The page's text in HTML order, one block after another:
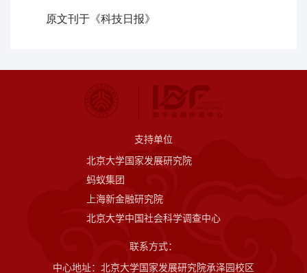
原文刊于《科技日报》
支持单位
北京大学国家发展研究院
蚂蚁集团
上海新金融研究院
北京大学中国社会科学调查中心
联系方式：
中心地址：北京大学国家发展研究院承泽园校区